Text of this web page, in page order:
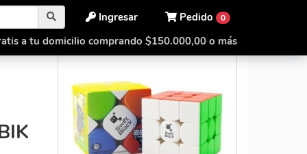
Pedido 0
Ingresar
a tu domicilio comprando $150.000,00 o más